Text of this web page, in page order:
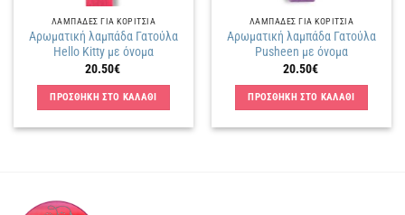
στη
σελίδα
του
προϊόντος
ΛΑΜΠΑΔΕΣ ΓΙΑ ΚΟΡΙΤΣΙΑ
Αρωματική λαμπάδα Γατούλα
Hello Kitty με όνομα
20.50€
ΠΡΟΣΘΗΚΗ ΣΤΟ ΚΑΛΑΘΙ
ΛΑΜΠΑΔΕΣ ΓΙΑ ΚΟΡΙΤΣΙΑ
Αρωματική λαμπάδα Γατούλα
Pusheen με όνομα
20.50€
ΠΡΟΣΘΗΚΗ ΣΤΟ ΚΑΛΑΘΙ